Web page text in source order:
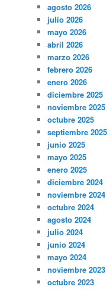
agosto 2026
julio 2026
mayo 2026
abril 2026
marzo 2026
febrero 2026
enero 2026
diciembre 2025
noviembre 2025
octubre 2025
septiembre 2025
junio 2025
mayo 2025
enero 2025
diciembre 2024
noviembre 2024
octubre 2024
agosto 2024
julio 2024
junio 2024
mayo 2024
noviembre 2023
octubre 2023